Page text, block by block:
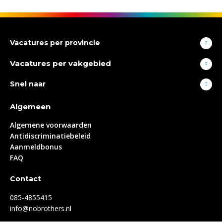
Vacatures per provincie
Vacatures per vakgebied
Snel naar
Algemeen
Algemene voorwaarden
Antidiscriminatiebeleid
Aanmeldbonus
FAQ
Contact
085-4855415
info@nobrothers.nl